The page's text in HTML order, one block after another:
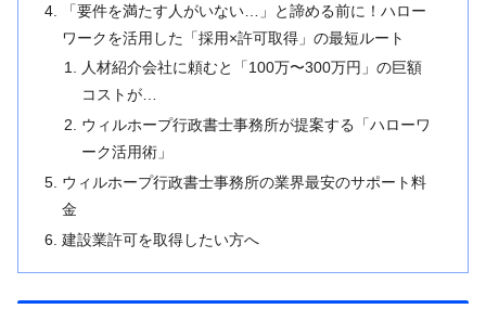
「要件を満たす人がいない…」と諦める前に！ハロー
ワークを活用した「採用×許可取得」の最短ルート
人材紹介会社に頼むと「100万〜300万円」の巨額
コストが…
ウィルホープ行政書士事務所が提案する「ハローワ
ーク活用術」
ウィルホープ行政書士事務所の業界最安のサポート料
金
建設業許可を取得したい方へ